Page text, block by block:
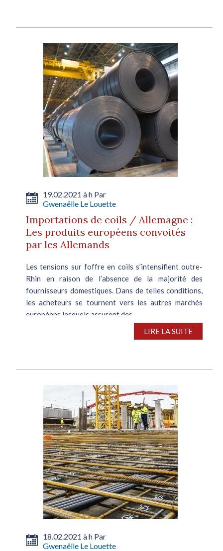
19.02.2021 à h Par
Gwenaëlle Le Louette
Importations de coils / Allemagne :
Les produits européens convoités
par les Allemands
Les tensions sur l’offre en coils s’intensifient outre-
Rhin en raison de l’absence de la majorité des
fournisseurs domestiques. Dans de telles conditions,
les acheteurs se tournent vers les autres marchés
européens lesquels assurent des...
LIRE LA SUITE
18.02.2021 à h Par
Gwenaëlle Le Louette